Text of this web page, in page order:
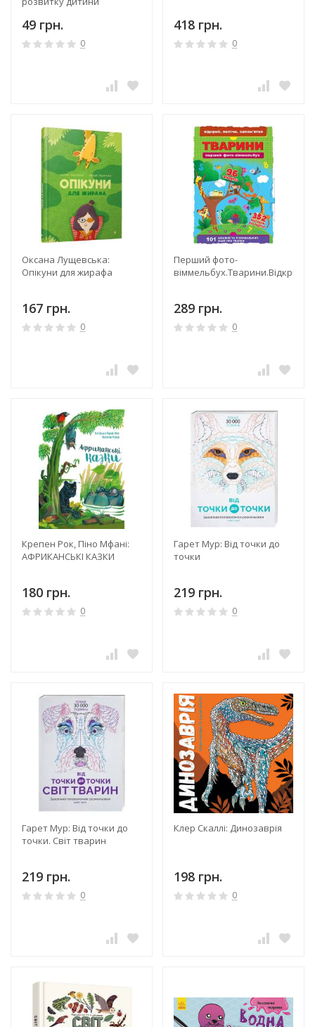
49 грн.
0
418 грн.
0
Оксана Лущевська:
Опікуни для жирафа
167 грн.
0
Перший фото-
289 грн.
0
Крепен Рок, Піно Мфані:
АФРИКАНСЬКІ КАЗКИ
180 грн.
0
Гарет Мур: Від точки до
точки
219 грн.
0
Гарет Мур: Від точки до
точки. Світ тварин
219 грн.
0
Клер Скаллi: Динозаврiя
198 грн.
0